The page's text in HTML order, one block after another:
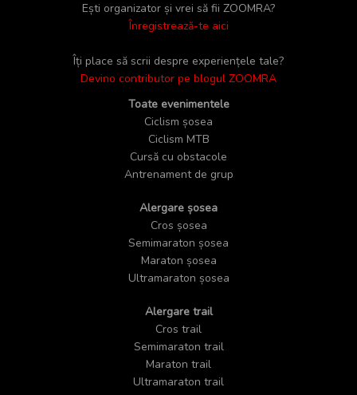
Ești organizator și vrei să fii ZOOMRA?
Înregistrează-te aici
Îți place să scrii despre experiențele tale?
Devino contributor pe blogul ZOOMRA
Toate evenimentele
Ciclism șosea
Ciclism MTB
Cursă cu obstacole
Antrenament de grup
Alergare șosea
Cros șosea
Semimaraton șosea
Maraton șosea
Ultramaraton șosea
Alergare trail
Cros trail
Semimaraton trail
Maraton trail
Ultramaraton trail